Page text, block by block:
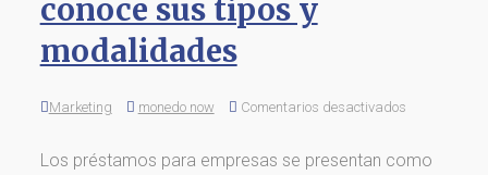
conoce sus tipos y
modalidades
Marketing monedo now Comentarios desactivados
Los préstamos para empresas se presentan como